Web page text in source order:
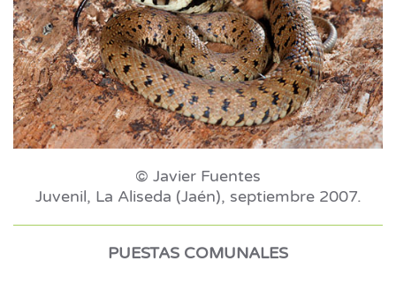
© Javier Fuentes
Juvenil, La Aliseda (Jaén), septiembre 2007.
PUESTAS COMUNALES